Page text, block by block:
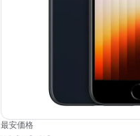
最安価格